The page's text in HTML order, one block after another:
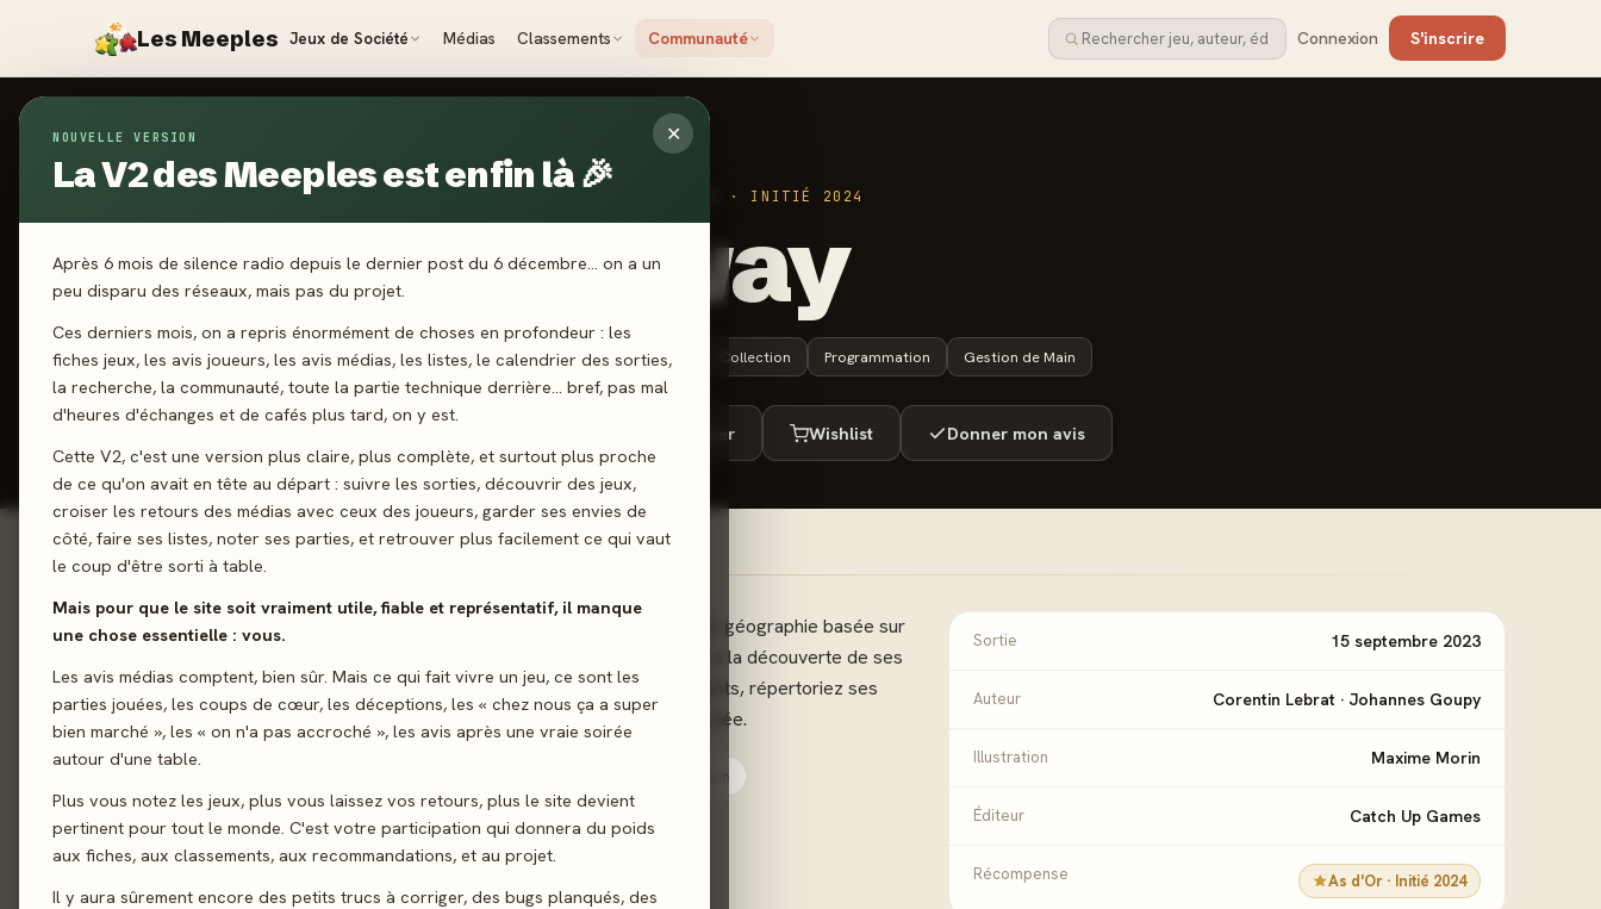
Les Meeples Jeux de Société Médias Classements Communauté Connexion S'inscrire
✕
NOUVELLE VERSION
La V2 des Meeples est enfin là 🎉
Après 6 mois de silence radio depuis le dernier post du 6 décembre… on a un
peu disparu des réseaux, mais pas du projet.
Ces derniers mois, on a repris énormément de choses en profondeur : les
fiches jeux, les avis joueurs, les avis médias, les listes, le calendrier des sorties,
la recherche, la communauté, toute la partie technique derrière… bref, pas mal
d'heures d'échanges et de cafés plus tard, on y est.
Cette V2, c'est une version plus claire, plus complète, et surtout plus proche
de ce qu'on avait en tête au départ : suivre les sorties, découvrir des jeux,
croiser les retours des médias avec ceux des joueurs, garder ses envies de
côté, faire ses listes, noter ses parties, et retrouver plus facilement ce qui vaut
le coup d'être sorti à table.
Mais pour que le site soit vraiment utile, fiable et représentatif, il manque
une chose essentielle : vous.
Les avis médias comptent, bien sûr. Mais ce qui fait vivre un jeu, ce sont les
parties jouées, les coups de cœur, les déceptions, les « chez nous ça a super
bien marché », les « on n'a pas accroché », les avis après une vraie soirée
autour d'une table.
Plus vous notez les jeux, plus vous laissez vos retours, plus le site devient
pertinent pour tout le monde. C'est votre participation qui donnera du poids
aux fiches, aux classements, aux recommandations, et au projet.
Il y aura sûrement encore des petits trucs à corriger, des bugs planqués, des
Jeux / Faraway
AS D'OR · INITIÉ 2024
Faraway
2-6 joueurs 10 ans+ 20 min Collection Programmation Gestion de Main
Envie de jouer Wishlist Donner mon avis
02Le verdict
03On en discute
04 La presse
05Les joueurs
06Acheter
Similaires
Faraway : Bienvenue sur Alula, continent à la géographie basée sur
le rythme des saisons. Sillonnez ce monde à la découverte de ses
merveilles secrètes. Rencontrez ses habitants, répertoriez ses
secrets et obtenez un maximum de renommée.
Sortie 15 septembre 2023
Auteur Corentin Lebrat · Johannes Goupy
Illustration Maxime Morin
Éditeur Catch Up Games
Récompense As d'Or · Initié 2024